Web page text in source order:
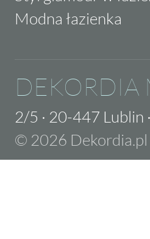
Modna łazienka
DEKORDIA
2/5 · 20-447 Lublin ·
© 2026 Dekordia.pl